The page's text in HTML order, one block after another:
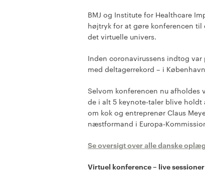
BMJ og Institute for Healthcare
højtryk for at gøre konferencen
det virtuelle univers.
Inden coronavirussens indtog
med deltagerrekord – i
Selvom konferencen nu afholdes
de i alt 5 keynote-taler blive holdt
om kok og entreprenør Claus
næstformand i Europa-
Se oversigt over alle danske oplæg
Virtuel konference – live